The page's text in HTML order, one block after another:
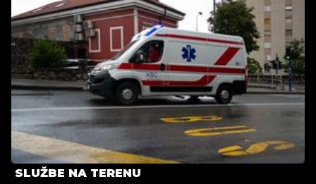
SLUŽBE NA TERENU